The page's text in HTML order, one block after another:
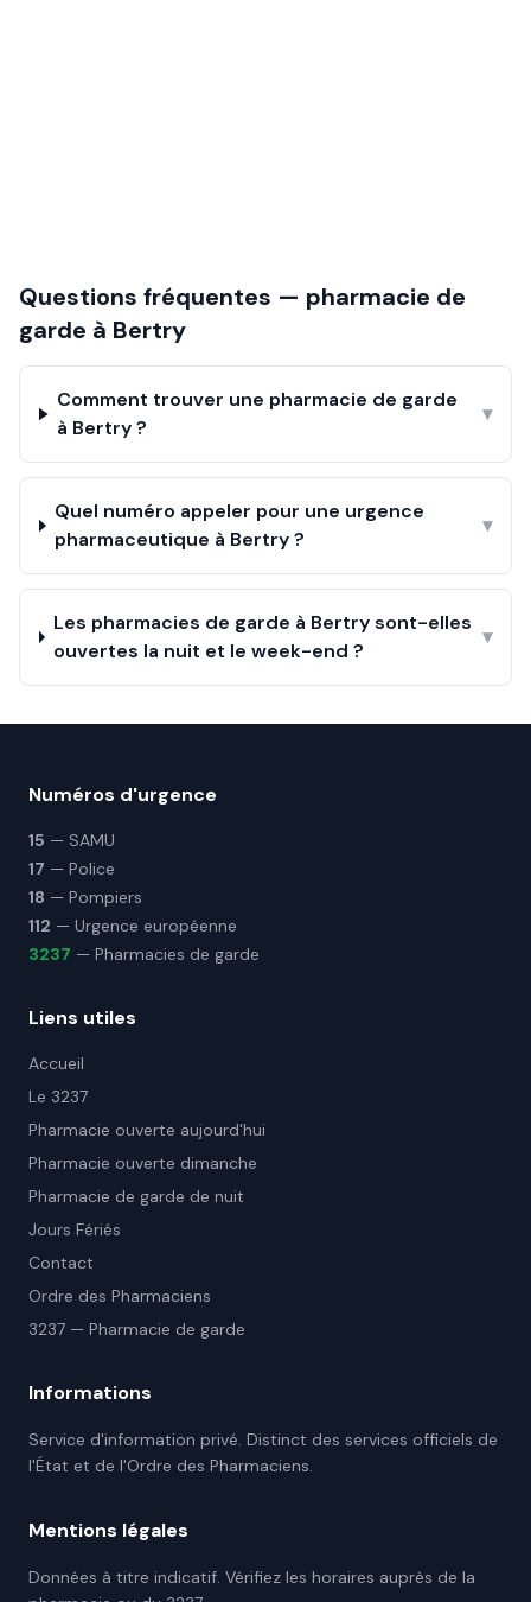
Questions fréquentes — pharmacie de
garde à Bertry
Comment trouver une pharmacie de garde
à Bertry ?
▾
Quel numéro appeler pour une urgence
pharmaceutique à Bertry ?
▾
Les pharmacies de garde à Bertry sont-elles
ouvertes la nuit et le week-end ?
▾
Numéros d'urgence
15 — SAMU
17 — Police
18 — Pompiers
112 — Urgence européenne
3237 — Pharmacies de garde
Liens utiles
Accueil
Le 3237
Pharmacie ouverte aujourd'hui
Pharmacie ouverte dimanche
Pharmacie de garde de nuit
Jours Fériés
Contact
Ordre des Pharmaciens
3237 — Pharmacie de garde
Informations
Service d'information privé. Distinct des services officiels de
l'État et de l'Ordre des Pharmaciens.
Mentions légales
Données à titre indicatif. Vérifiez les horaires auprès de la